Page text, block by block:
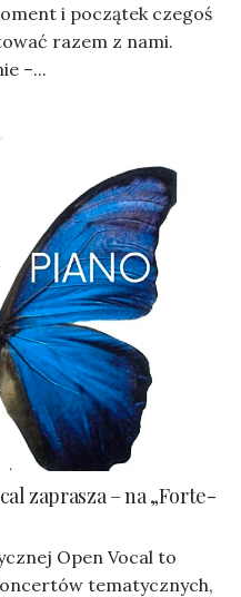
i początek czegoś
razem z nami.
–...
zaprasza – na „Forte-
Open Vocal to
tematycznych,